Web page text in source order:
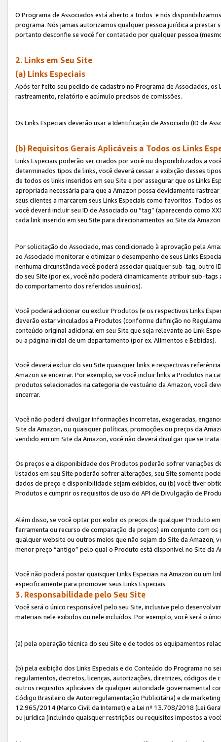
O Programa de Associados está aberto a todos e nós
programa. Nós jamais autorizamos qualquer pessoa jurídica a
portanto desconfie se você for contatado por qualquer pessoa
2. Links em Seu Site
(a) Links Especiais
Após ter feito seu pedido de cadastro no Programa de Associados, os
rastreamento, relatório e acúmulo precisos de comissões.
Os Links Especiais deverão usar a Identificação de Associado (ID de
(b) Requisitos Gerais Aplicáveis a Todos os Links
Links Especiais poderão ser criados por você ou disponibilizados a
determinados tipos de links, você deverá cessar a exibição desses
de todos os links inseridos em seu Site e por assegurar que os Links
apropriada necessária para que a Amazon possa devidamente
seus clientes a marcarem seus Links Especiais como favoritos. Todos
você deverá incluir seu ID de Associado ou “tag” (aparecendo como
cada link inserido em seu Site para direcionamentos ao Site da
Por solicitação do Associado, mas condicionado à aprovação pela
ao Associado monitorar e otimizar o desempenho de seus Links
nenhuma circunstância você poderá associar qualquer sub-tag,
do seu Site (por ex., você não poderá dinamicamente atribuir sub-
do comportamento dos referidos usuários).
Você poderá adicionar ou excluir Produtos (e os respectivos Links
deverão estar vinculados a Produtos (conforme definição no
conteúdo original adicional em seu Site que seja relevante ao Link
ou a página inicial de um departamento (por ex. Alimentos e Bebidas).
Você deverá excluir do seu Site quaisquer links e respectivas
Amazon se encerrar. Por exemplo, se você incluir links a Produtos na
produtos selecionados na categoria de vestuário da Amazon, você
encerrar.
Você não poderá divulgar informações incorretas, exageradas,
Site da Amazon, ou quaisquer políticas, promoções ou preços da
vendido em um Site da Amazon, você não deverá divulgar que se
Os preços e a disponibidade dos Produtos poderão sofrer variações
listados em seu Site poderão sofrer alterações, seu Site somente
dados de preço e disponibilidade sejam exibidos, ou (b) você tiver
Produtos e cumprir os requisitos de uso do API de Divulgação de
Além disso, se você optar por exibir os preços de qualquer Produto
ferramenta ou recurso de comparação de preços) em conjunto com
qualquer website ou outros meios que não sejam do Site da Amazon,
menor preço “antigo” pelo qual o Produto está disponível no Site da
Você não poderá postar quaisquer Links Especiais na Amazon ou um
especificamente para promover seus Links Especiais.
3. Responsabilidade pelo Seu Site
Você será o único responsável pelo seu Site, inclusive pelo
materiais nele exibidos ou nele incluídos. Por exemplo, você será o
(a) pela operação técnica do seu Site e de todos os equipamentos
(b) pela exibição dos Links Especiais e do Conteúdo do Programa no
regulamentos, decretos, licenças, autorizações, diretrizes, códigos
outros requisitos aplicáveis de qualquer autoridade governamental
Código Brasileiro de Autorregulamentação Publicitária) e de
12.965/2014 (Marco Civil da Internet) e a Lei nº 13.708/2018 (Lei
ou jurídica (incluindo quaisquer restrições ou requisitos impostos a